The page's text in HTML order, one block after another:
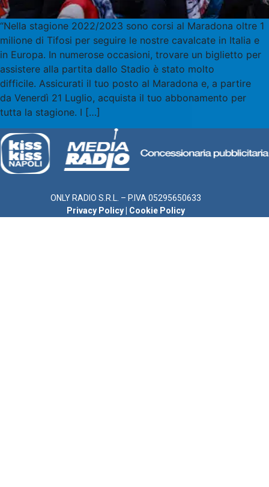
“Nella stagione 2022/2023 sono corsi al Maradona oltre 1
milione di Tifosi per seguire le nostre cavalcate in Italia e
in Europa. In numerose occasioni, trovare un biglietto per
assistere alla partita dallo Stadio è stato molto
difficile. Assicurati il tuo posto al Maradona e, a partire
da Venerdì 21 Luglio, acquista il tuo abbonamento per
tutta la stagione. I […]
ONLY RADIO S.R.L. – P.IVA 05295650633
Privacy Policy
Cookie Policy